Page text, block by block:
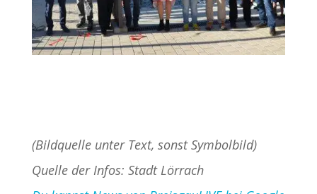
(Bildquelle unter Text, sonst Symbolbild)
Quelle der Infos: Stadt Lörrach